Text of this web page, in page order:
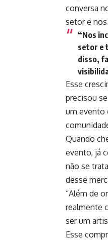
conversa
setor e
“Nos
setor e
disso,
Esse
precisou
um evento
Quando
evento, já
não se
desse
“Além de
realmente
ser um
Esse